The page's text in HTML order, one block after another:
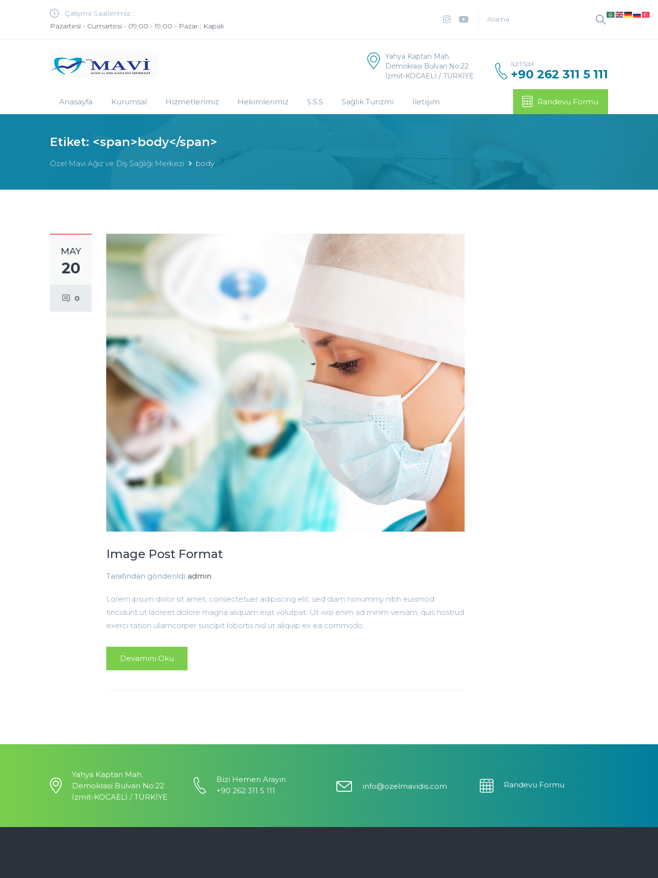
Çalışma Saatlerimiz :
Pazartesi - Cumartesi - 09:00 - 19:00 - Pazar : Kapalı
Yahya Kaptan Mah.
Demokrasi Bulvarı No:22
İzmit-KOCAELİ / TÜRKİYE
İLETIŞIM
+90 262 311 5 111
Anasayfa Kurumsal Hizmetlerimiz Hekimlerimiz S.S.S Sağlık Turizmi İletişim Randevu Formu
Etiket: <span>body</span>
Özel Mavi Ağız ve Diş Sağlığı Merkezi body
MAY
20
0
Image Post Format
Tarafından gönderildi admin
Lorem ipsum dolor sit amet, consectetuer adipiscing elit, sed diam nonummy nibh euismod
tincidunt ut laoreet dolore magna aliquam erat volutpat. Ut wisi enim ad minim veniam, quis nostrud
exerci tation ullamcorper suscipit lobortis nisl ut aliquip ex ea commodo...
Devamını Oku
Yahya Kaptan Mah.
Demokrasi Bulvarı No:22
İzmit-KOCAELİ / TÜRKİYE
Bizi Hemen Arayın
+90 262 311 5 111
info@ozelmavidis.com Randevu Formu